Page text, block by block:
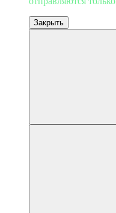
Закрыть